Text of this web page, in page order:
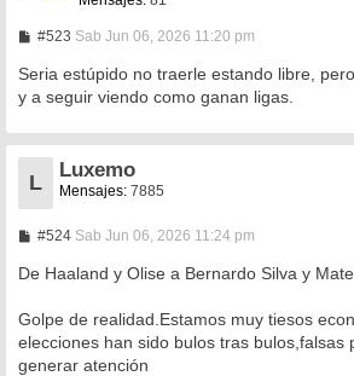
#523M
n
a
e
Sab Jun 06, 2026 11:20 pm
Seria estúpido no traerle estando libre,
y a seguir viendo como ganan ligas.
L
Luxemo
Mensajes: 7885
#524M
n
s
j
Sab Jun 06, 2026 11:24 pm
De Haaland y Olise a Bernardo Silva y
Golpe de realidad.Estamos muy tiesos
elecciones han sido bulos tras bulos,falsas
generar atención